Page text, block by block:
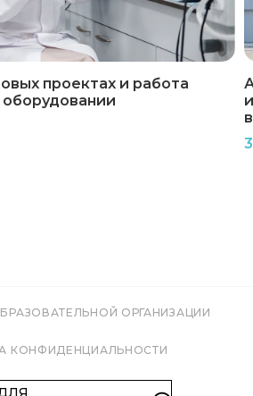
проектах и работа
ОРГАНИЗАЦИИ
КОНФИДЕНЦИАЛЬНОСТИ